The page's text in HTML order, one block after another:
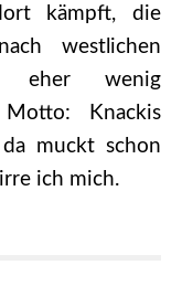
kämpft, die
westlichen
eher wenig
Knackis
muckt schon
ich mich.